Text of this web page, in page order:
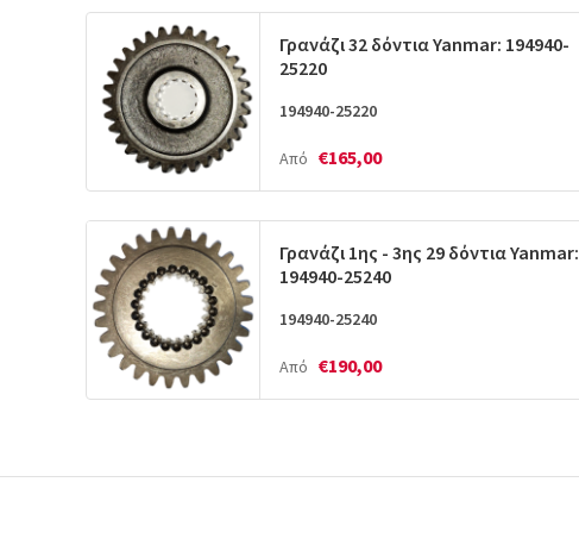
Γρανάζι 32 δόντια Yanmar: 194940-
25220
194940-25220
Από €165,00
Γρανάζι 1ης - 3ης 29 δόντια Yanmar:
194940-25240
194940-25240
Από €190,00